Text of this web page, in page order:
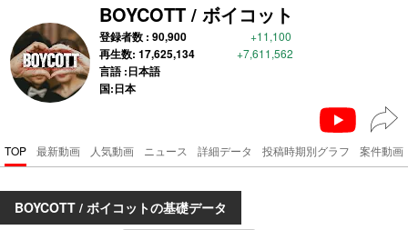
BOYCOTT / ボイコット
登録者数 : 90,900 +11,100
再生数: 17,625,134 +7,611,562
言語 :日本語
国:日本
TOP 最新動画 人気動画 ニュース 詳細データ 投稿時期別グラフ 案件動画
BOYCOTT / ボイコットの基礎データ